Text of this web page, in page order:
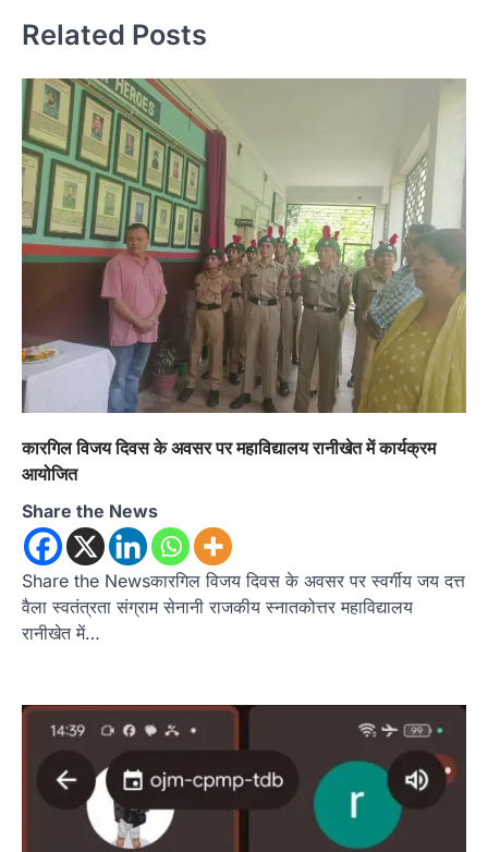
Related Posts
कारगिल विजय दिवस के अवसर पर महाविद्यालय रानीखेत में कार्यक्रम
आयोजित
Share the News
Share the Newsकारगिल विजय दिवस के अवसर पर स्वर्गीय जय दत्त
वैला स्वतंत्रता संग्राम सेनानी राजकीय स्नातकोत्तर महाविद्यालय
रानीखेत में…